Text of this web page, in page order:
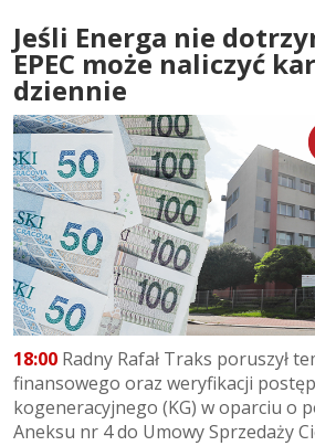
Jeśli Energa nie
EPEC może naliczyć
dziennie
18:00 Radny Rafał Traks poruszył
finansowego oraz weryfikacji
kogeneracyjnego (KG) w oparciu o
Aneksu nr 4 do Umowy Sprzedaży